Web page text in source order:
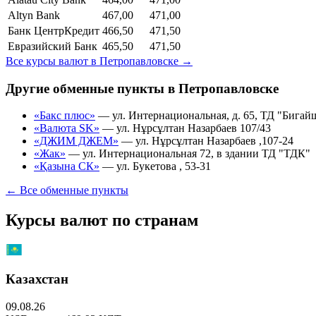
Altyn Bank
467,00
471,00
Банк ЦентрКредит 466,50
471,50
Евразийский Банк 465,50
471,50
Все курсы валют в Петропавловске →
Другие обменные пункты в Петропавловске
«Бакс плюс» — ул. Интернациональная, д. 65, ТД
«Валюта SK» — ул. Нұрсұлтан Назарбаев 107/43
«ДЖИМ ДЖЕМ» — ул. Нұрсұлтан Назарбаев ,107-24
«Жак» — ул. Интернациональная 72, в здании ТД "ТДК"
«Қазына СК» — ул. Букетова , 53-31
← Все обменные пункты
Курсы валют по странам
Казахстан
09.08.26